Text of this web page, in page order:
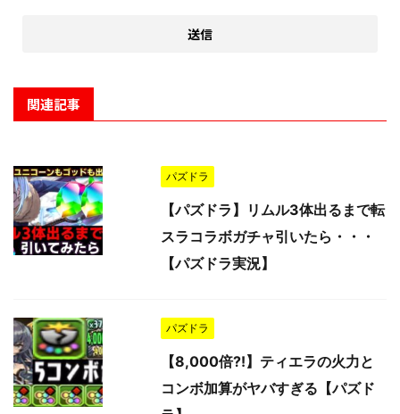
関連記事
パズドラ
【パズドラ】リムル3体出るまで転
スラコラボガチャ引いたら・・・
【パズドラ実況】
パズドラ
【8,000倍⁈】ティエラの火力と
コンボ加算がヤバすぎる【パズド